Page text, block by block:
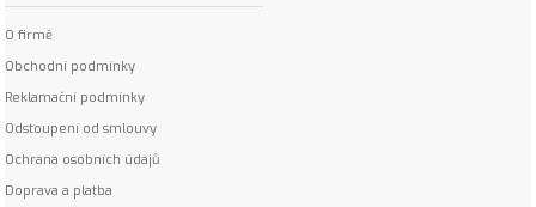
O firmě
Obchodní podmínky
Reklamační podmínky
Odstoupení od smlouvy
Ochrana osobních údajů
Doprava a platba